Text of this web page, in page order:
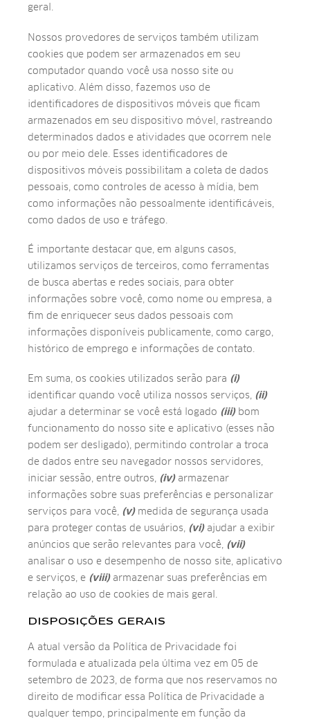
geral.
Nossos provedores de serviços também utilizam
cookies que podem ser armazenados em seu
computador quando você usa nosso site ou
aplicativo. Além disso, fazemos uso de
identificadores de dispositivos móveis que ficam
armazenados em seu dispositivo móvel, rastreando
determinados dados e atividades que ocorrem nele
ou por meio dele. Esses identificadores de
dispositivos móveis possibilitam a coleta de dados
pessoais, como controles de acesso à mídia, bem
como informações não pessoalmente identificáveis,
como dados de uso e tráfego.
É importante destacar que, em alguns casos,
utilizamos serviços de terceiros, como ferramentas
de busca abertas e redes sociais, para obter
informações sobre você, como nome ou empresa, a
fim de enriquecer seus dados pessoais com
informações disponíveis publicamente, como cargo,
histórico de emprego e informações de contato.
Em suma, os cookies utilizados serão para (i)
identificar quando você utiliza nossos serviços, (ii)
ajudar a determinar se você está logado (iii)bom
funcionamento do nosso site e aplicativo (esses não
podem ser desligado), permitindo controlar a troca
de dados entre seu navegador nossos servidores,
iniciar sessão, entre outros, (iv)armazenar
informações sobre suas preferências e personalizar
serviços para você, (v)medida de segurança usada
para proteger contas de usuários, (vi)ajudar a exibir
anúncios que serão relevantes para você, (vii)
analisar o uso e desempenho de nosso site, aplicativo
e serviços, e (viii)armazenar suas preferências em
relação ao uso de cookies de mais geral.
DISPOSIÇÕES GERAIS
A atual versão da Política de Privacidade foi
formulada e atualizada pela última vez em 05 de
setembro de 2023, de forma que nos reservamos no
direito de modificar essa Política de Privacidade a
qualquer tempo, principalmente em função da